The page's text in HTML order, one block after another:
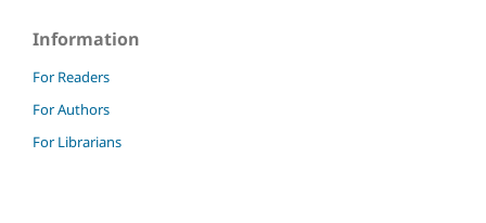
Information
For Readers
For Authors
For Librarians